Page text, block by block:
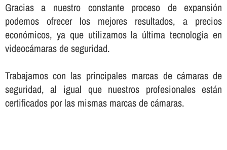
Gracias a nuestro constante proceso de expansión
podemos ofrecer los mejores resultados, a precios
económicos, ya que utilizamos la última tecnologí­a en
videocámaras de seguridad.
Trabajamos con las principales marcas de cámaras de
seguridad, al igual que nuestros profesionales están
certificados por las mismas marcas de cámaras.